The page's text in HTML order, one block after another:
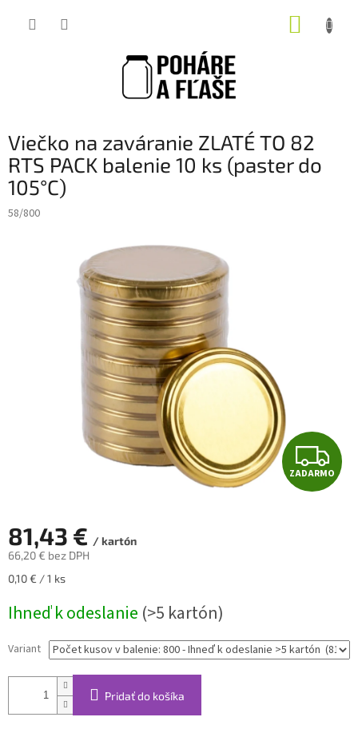
Viečko na zaváranie ZLATÉ TO 82
RTS PACK balenie 10 ks (paster do
105°C)
58/800
Z
A
O
ZADARMO
81,43 € / kartón
66,20 € bez DPH
Jednotková
0,10 € / 1 ks
Ihneď k odeslanie (>5 kartón)
Variant
Pridať do košíka